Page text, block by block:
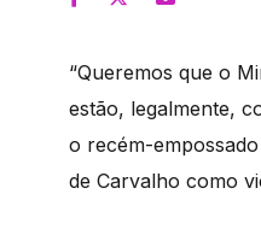
“Queremos que o
estão, legalmente,
o recém-
de Carvalho como